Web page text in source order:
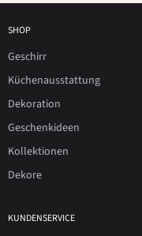
SHOP
Geschirr
Küchenausstattung
Dekoration
Geschenkideen
Kollektionen
Dekore
KUNDENSERVICE